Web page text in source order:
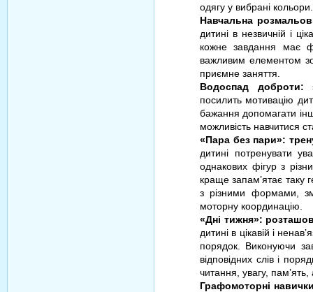
одягу у вибрані кольори.
Навчальна
дитині в незвичній і
кожне завдання має
важливим елементом
приємне заняття.
Водоспад доброти:
посилить мотивацію
бажання допомагати
можливість навчитися
«Пара без пари»:
дитині потренувати
однакових фігур з
краще запам’ятає таку
з різними формами,
моторну координацію.
«Дні тижня»:
дитині в цікавій і
порядок. Виконуючи
відповідних слів і
читання, увагу,
Графомоторні